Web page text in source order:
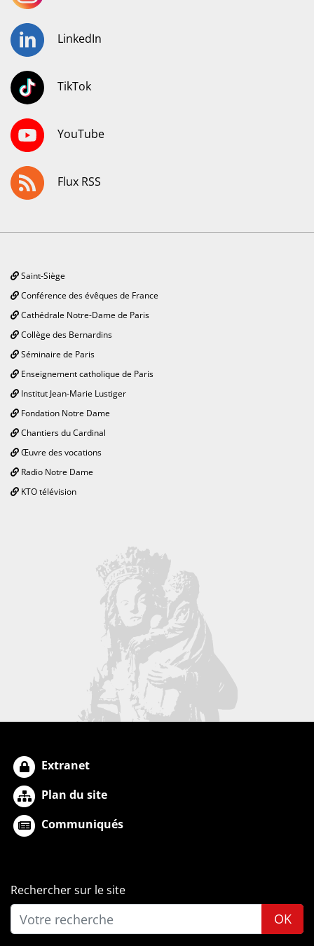
LinkedIn
TikTok
YouTube
Flux RSS
Saint-Siège
Conférence des évêques de France
Cathédrale Notre-Dame de Paris
Collège des Bernardins
Séminaire de Paris
Enseignement catholique de Paris
Institut Jean-Marie Lustiger
Fondation Notre Dame
Chantiers du Cardinal
Œuvre des vocations
Radio Notre Dame
KTO télévision
Extranet
Plan du site
Communiqués
Rechercher sur le site
OK